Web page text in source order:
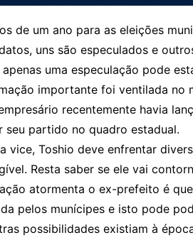
de um ano para as eleições
uns são especulados e
apenas uma especulação pode
importante foi ventilada no
recentemente havia
seu partido no quadro estadual.
vice, Toshio deve enfrentar
Resta saber se ele vai
atormenta o ex-prefeito é
pelos munícipes e isto pode
possibilidades existiam à